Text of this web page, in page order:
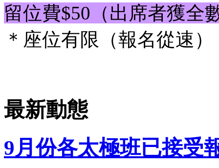
留位費$50（出席者獲全
＊座位有限（報名從速）
最新動態
9月份各太極班已接受